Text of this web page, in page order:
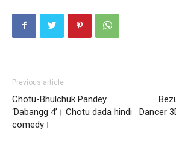
Previous article
Chotu-Bhulchuk Pandey
‘Dabangg 4’। Chotu dada hindi
comedy।
Dancer